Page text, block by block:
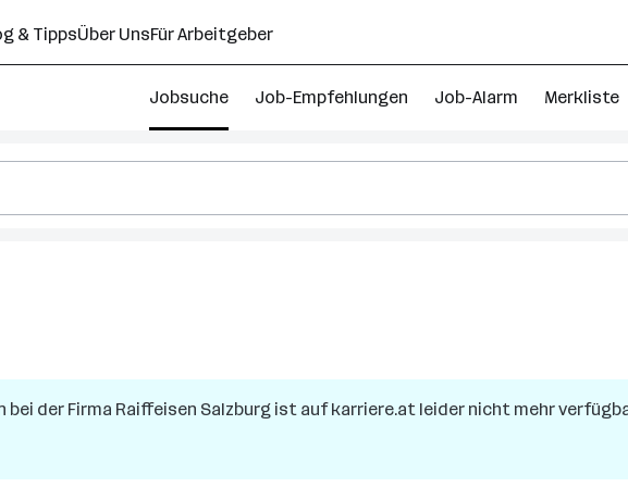
& TippsÜber UnsFür Arbeitgeber
Jobsuche Job-Empfehlungen Job-Alarm Merkliste
bei der Firma Raiffeisen Salzburg ist auf karriere.at leider nicht mehr